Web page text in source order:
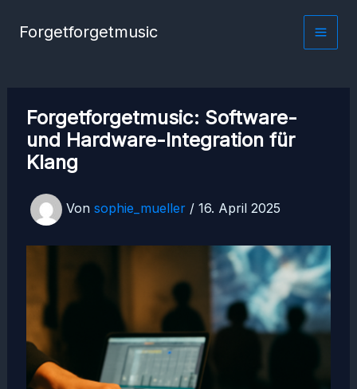
InhaltForgetforgetmusic
Forgetforgetmusic: Software-
und Hardware-Integration für
Klang
Von sophie_mueller / 16. April 2025